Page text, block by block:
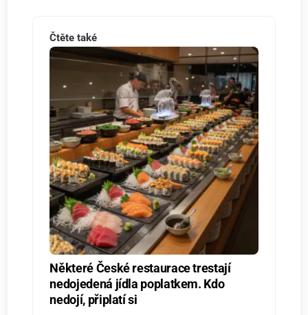
Čtěte také
Některé České restaurace trestají
nedojedená jídla poplatkem. Kdo
nedojí, připlatí si